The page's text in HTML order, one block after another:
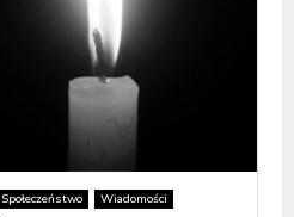
Społeczeństwo Wiadomości